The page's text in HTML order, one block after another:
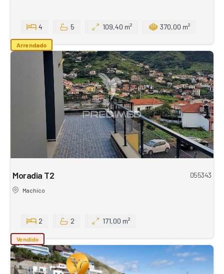
4 5 109,40 m² 370,00 m²
Arrendado
Moradia T2 055343
Machico
2 2 171,00 m²
Vendido